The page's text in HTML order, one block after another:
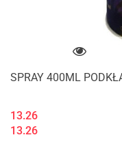
SPRAY 400ML
13.26
13.26